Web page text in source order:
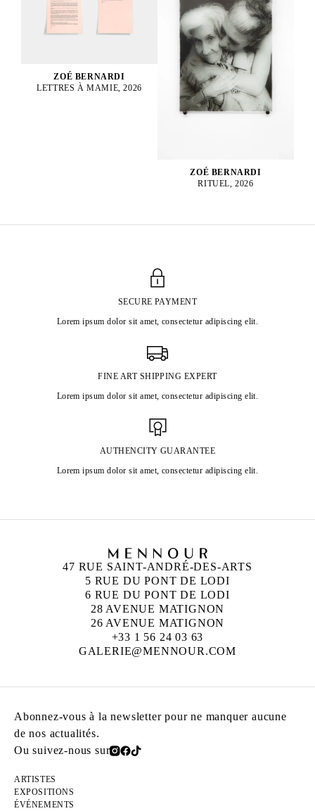
ZOÉ BERNARDI
LETTRES À MAMIE, 2026
ZOÉ BERNARDI
RITUEL, 2026
SECURE PAYMENT
Lorem ipsum dolor sit amet, consectetur adipiscing elit.
FINE ART SHIPPING EXPERT
Lorem ipsum dolor sit amet, consectetur adipiscing elit.
AUTHENCITY GUARANTEE
Lorem ipsum dolor sit amet, consectetur adipiscing elit.
47 RUE SAINT-ANDRÉ-DES-ARTS
5 RUE DU PONT DE LODI
6 RUE DU PONT DE LODI
28 AVENUE MATIGNON
26 AVENUE MATIGNON
+33 1 56 24 03 63
GALERIE@MENNOUR.COM
Abonnez-vous à la newsletter pour ne manquer aucune
de nos actualités.
Ou suivez-nous sur
ARTISTES
EXPOSITIONS
ÉVÉNEMENTS